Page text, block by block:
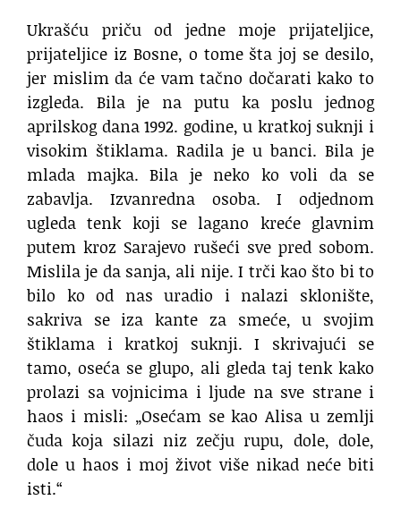
Ukrašću priču od jedne moje prijateljice,
prijateljice iz Bosne, o tome šta joj se desilo,
jer mislim da će vam tačno dočarati kako to
izgleda. Bila je na putu ka poslu jednog
aprilskog dana 1992. godine, u kratkoj suknji i
visokim štiklama. Radila je u banci. Bila je
mlada majka. Bila je neko ko voli da se
zabavlja. Izvanredna osoba. I odjednom
ugleda tenk koji se lagano kreće glavnim
putem kroz Sarajevo rušeći sve pred sobom.
Mislila je da sanja, ali nije. I trči kao što bi to
bilo ko od nas uradio i nalazi sklonište,
sakriva se iza kante za smeće, u svojim
štiklama i kratkoj suknji. I skrivajući se
tamo, oseća se glupo, ali gleda taj tenk kako
prolazi sa vojnicima i ljude na sve strane i
haos i misli: „Osećam se kao Alisa u zemlji
čuda koja silazi niz zečju rupu, dole, dole,
dole u haos i moj život više nikad neće biti
isti.“